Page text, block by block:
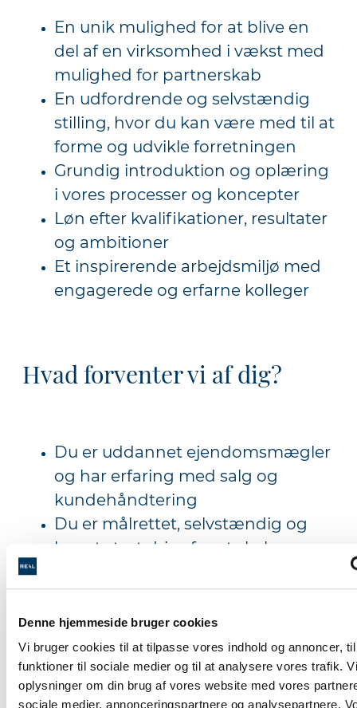
Denne hjemmeside bruger cookies
Vi bruger cookies til at tilpasse vores indhold og annoncer,
funktioner til sociale medier og til at analysere vores trafik.
oplysninger om din brug af vores website med vores
sociale medier, annonceringspartnere og analysepartnere.
En unik mulighed for at blive en
del af en virksomhed i vækst med
mulighed for partnerskab
En udfordrende og selvstændig
stilling, hvor du kan være med til at
forme og udvikle forretningen
Grundig introduktion og oplæring
i vores processer og koncepter
Løn efter kvalifikationer, resultater
og ambitioner
Et inspirerende arbejdsmiljø med
engagerede og erfarne kolleger
Hvad forventer vi af dig?
Du er uddannet ejendomsmægler
og har erfaring med salg og
kundehåndtering
Du er målrettet, selvstændig og
har et stort drive for at skabe
Du er proaktiv og evner at
opbygge og vedligeholde
relationer til kunder og
samarbejdspartnere
Du har en iværksætterånd og ser